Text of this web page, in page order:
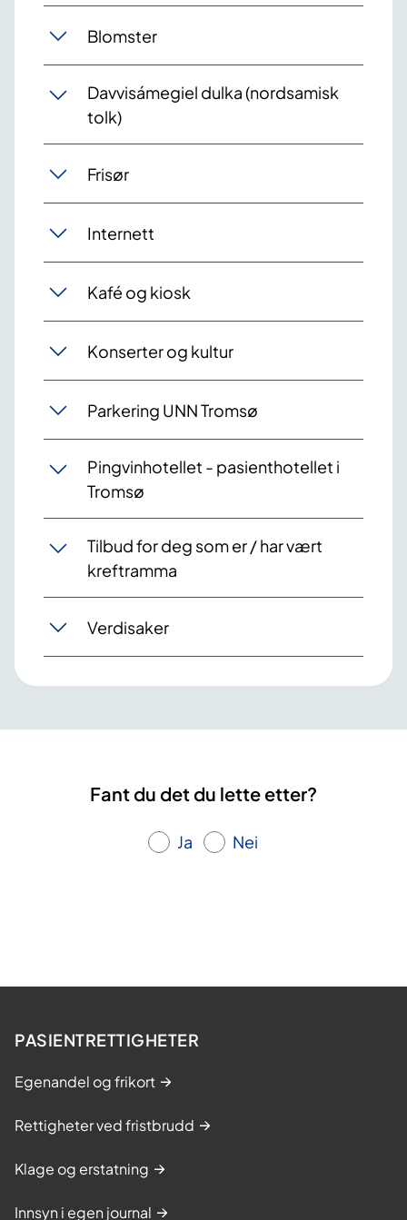
Blomster
Davvisámegiel dulka (nordsamisk
tolk)
Frisør
Internett
Kafé og kiosk
Konserter og kultur
Parkering UNN Tromsø
Pingvinhotellet - pasienthotellet i
Tromsø
Tilbud for deg som er / har vært
kreftramma
Verdisaker
Fant du det du lette etter?
Ja Nei
PASIENTRETTIGHETER
Egenandel og frikort
Rettigheter ved fristbrudd
Klage og erstatning
Innsyn i egen journal